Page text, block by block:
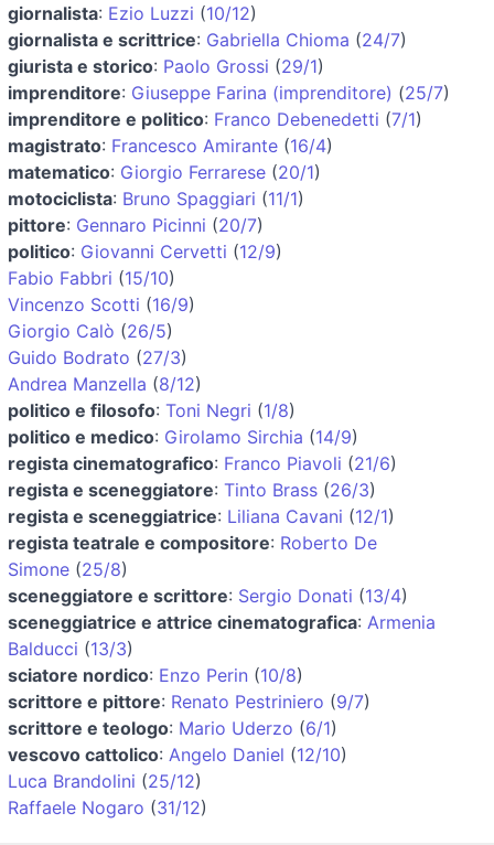
giornalista: Ezio Luzzi (10/12)
giornalista e scrittrice: Gabriella Chioma (24/7)
giurista e storico: Paolo Grossi (29/1)
imprenditore: Giuseppe Farina (imprenditore) (25/7)
imprenditore e politico: Franco Debenedetti (7/1)
magistrato: Francesco Amirante (16/4)
matematico: Giorgio Ferrarese (20/1)
motociclista: Bruno Spaggiari (11/1)
pittore: Gennaro Picinni (20/7)
politico: Giovanni Cervetti (12/9)
Fabio Fabbri (15/10)
Vincenzo Scotti (16/9)
Giorgio Calò (26/5)
Guido Bodrato (27/3)
Andrea Manzella (8/12)
politico e filosofo: Toni Negri (1/8)
politico e medico: Girolamo Sirchia (14/9)
regista cinematografico: Franco Piavoli (21/6)
regista e sceneggiatore: Tinto Brass (26/3)
regista e sceneggiatrice: Liliana Cavani (12/1)
regista teatrale e compositore: Roberto De
Simone (25/8)
sceneggiatore e scrittore: Sergio Donati (13/4)
sceneggiatrice e attrice cinematografica: Armenia
Balducci (13/3)
sciatore nordico: Enzo Perin (10/8)
scrittore e pittore: Renato Pestriniero (9/7)
scrittore e teologo: Mario Uderzo (6/1)
vescovo cattolico: Angelo Daniel (12/10)
Luca Brandolini (25/12)
Raffaele Nogaro (31/12)